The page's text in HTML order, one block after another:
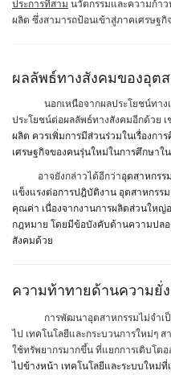
ประการที่สาม นวัตกรรมและความก้า
ผลิต ซึ่งสามารถป้อนเข้าสู่ภาคเศรษฐ
ผลลัพธ์ทางสังคมของอุต
นอกเหนือจากผลประโยชน์ทาง
ประโยชน์ต่อผลลัพธ์ทางสังคมอีกด้วย เ
ผลิต ควรเพิ่มการมีส่วนร่วมในเรื่องกา
เศรษฐกิจของคนรุ่นใหม่ในการศึกษาใ
อาจยังกล่าวได้อีกว่าอุตสาหกรร
แข็งแรงต่อการปฎิบัติงาน อุตสาหกรร
คุณค่า เนื่องจากงานการผลิตส่วนให
กฎหมาย โดยมีข้อบังคับด้านความปล
สังคมด้วย
ความท้าทายด้านความยั่
การพัฒนาอุตสาหกรรมไม่จำเ
ไป เทคโนโลยีและกระบวนการใหม่ๆ
ใช้ทรัพยากรมากขึ้น ที่แยกการเติบโต
ไปข้างหน้า เทคโนโลยีและระบบใหม่